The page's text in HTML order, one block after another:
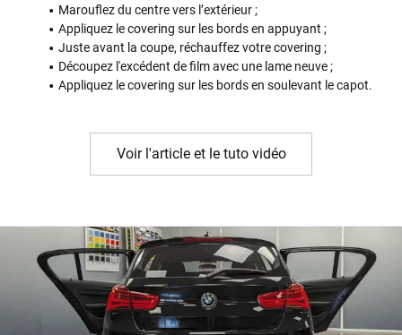
Marouflez du centre vers l’extérieur ;
Appliquez le covering sur les bords en appuyant ;
Juste avant la coupe, réchauffez votre covering ;
Découpez l'excédent de film avec une lame neuve ;
Appliquez le covering sur les bords en soulevant le capot.
Voir l'article et le tuto vidéo